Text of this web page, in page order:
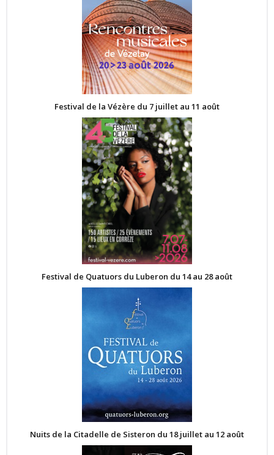
Festival de la Vézère du 7 juillet au 11 août
Festival de Quatuors du Luberon du 14 au 28 août
Nuits de la Citadelle de Sisteron du 18 juillet au 12 août